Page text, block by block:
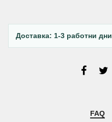
Доставка: 1-3 работни дни
FAQ